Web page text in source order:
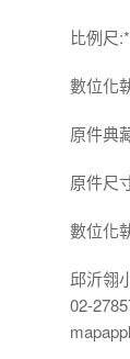
比例尺:*
數位化
原件典
原件尺
數位化
邱沂翎
02-